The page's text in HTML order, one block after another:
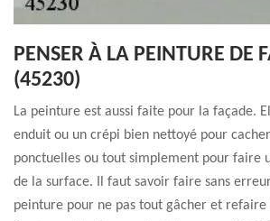
PENSER À LA PEINTURE DE
(45230)
La peinture est aussi faite pour la façade.
enduit ou un crépi bien nettoyé pour
ponctuelles ou tout simplement pour faire
de la surface. Il faut savoir faire sans
peinture pour ne pas tout gâcher et refaire